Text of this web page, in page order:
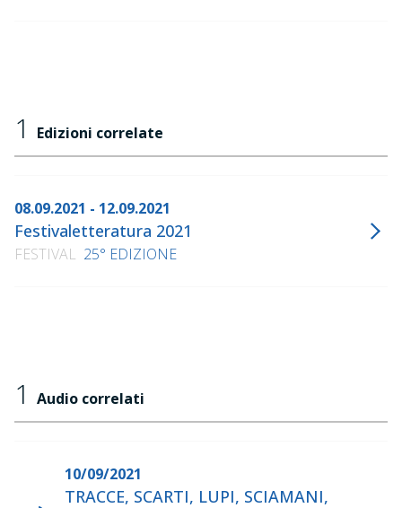
1 Edizioni correlate
08.09.2021 - 12.09.2021
Festivaletteratura 2021
FESTIVAL 25° EDIZIONE
1 Audio correlati
10/09/2021
TRACCE, SCARTI, LUPI, SCIAMANI,